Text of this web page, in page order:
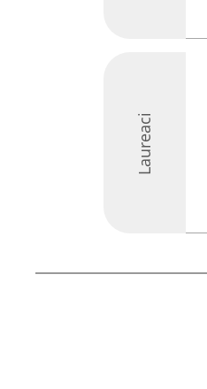
Laureaci